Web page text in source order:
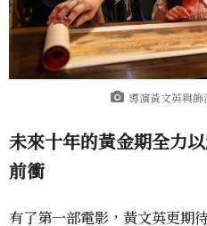
導演黃文英與
未來十年的黃金期全力
前衝
有了第一部電影，黃文英更期